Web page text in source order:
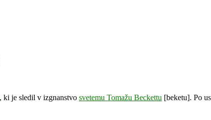
, ki je sledil v izgnanstvo svetemu Tomažu Beckettu [beketu]. Po